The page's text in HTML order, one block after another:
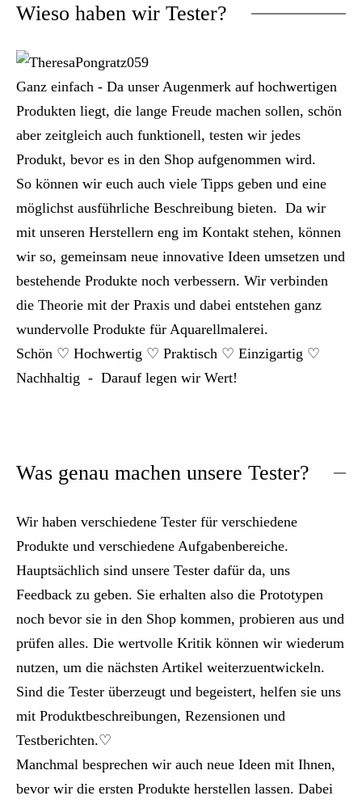
Wieso haben wir Tester?
Ganz einfach - Da unser Augenmerk auf hochwertigen
Produkten liegt, die lange Freude machen sollen, schön
aber zeitgleich auch funktionell, testen wir jedes
Produkt, bevor es in den Shop aufgenommen wird.
So können wir euch auch viele Tipps geben und eine
möglichst ausführliche Beschreibung bieten. Da wir
mit unseren Herstellern eng im Kontakt stehen, können
wir so, gemeinsam neue innovative Ideen umsetzen und
bestehende Produkte noch verbessern. Wir verbinden
die Theorie mit der Praxis und dabei entstehen ganz
wundervolle Produkte für Aquarellmalerei.
Schön ♡ Hochwertig ♡ Praktisch ♡ Einzigartig ♡
Nachhaltig - Darauf legen wir Wert!
Was genau machen unsere Tester?
Wir haben verschiedene Tester für verschiedene
Produkte und verschiedene Aufgabenbereiche.
Hauptsächlich sind unsere Tester dafür da, uns
Feedback zu geben. Sie erhalten also die Prototypen
noch bevor sie in den Shop kommen, probieren aus und
prüfen alles. Die wertvolle Kritik können wir wiederum
nutzen, um die nächsten Artikel weiterzuentwickeln.
Sind die Tester überzeugt und begeistert, helfen sie uns
mit Produktbeschreibungen, Rezensionen und
Testberichten.♡
Manchmal besprechen wir auch neue Ideen mit Ihnen,
bevor wir die ersten Produkte herstellen lassen. Dabei